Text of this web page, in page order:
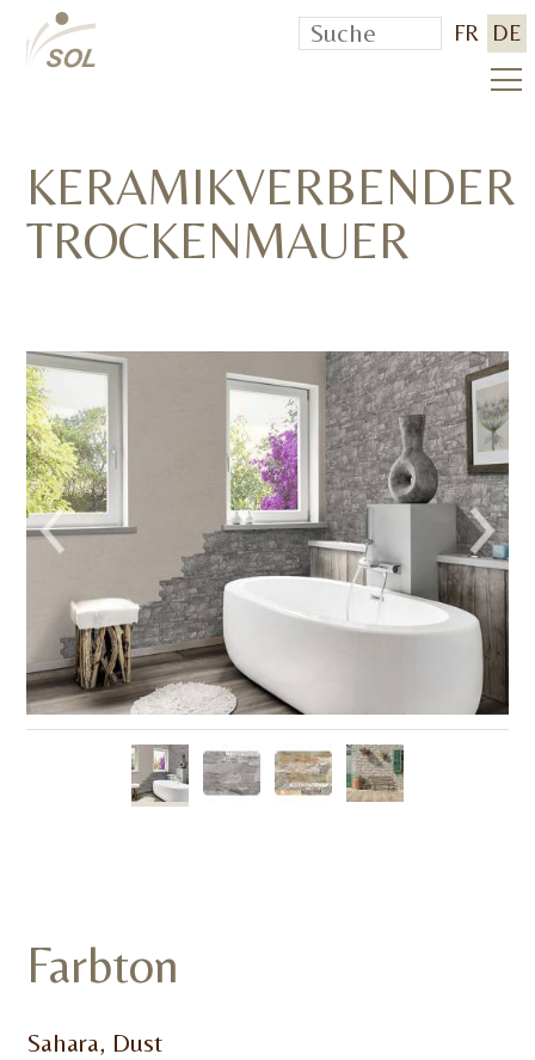
FR DE
KERAMIKVERBENDER
TROCKENMAUER
Farbton
Sahara, Dust